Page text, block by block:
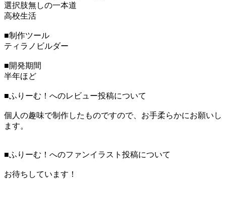
選択肢無しの一本道
高校生活
■制作ツール
ティラノビルダー
■開発期間
半年ほど
■ふりーむ！へのレビュー投稿について
個人の趣味で制作したものですので、お手柔らかにお願いし
ます。
■ふりーむ！へのファンイラスト投稿について
お待ちしています！